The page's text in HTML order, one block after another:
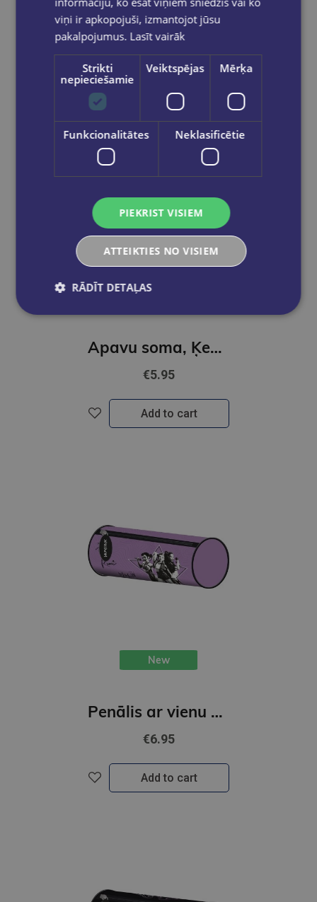
€5.95
New
Apavu soma, Ķepu patruļa
€5.95
Add to cart
New
Penālis ar vienu nodalījumu, bez priekšmetiem, K-POP Demon Hunters, ceriņu krāsā
€6.95
Add to cart
viņi ir apkopojuši, izmantojot jūsu
pakalpojumus. Lasīt vairāk
Strikti
nepieciešamie
Veiktspējas Mērķa
Funkcionalitātes Neklasificētie
PIEKRIST VISIEM
ATTEIKTIES NO VISIEM
RĀDĪT DETAĻAS